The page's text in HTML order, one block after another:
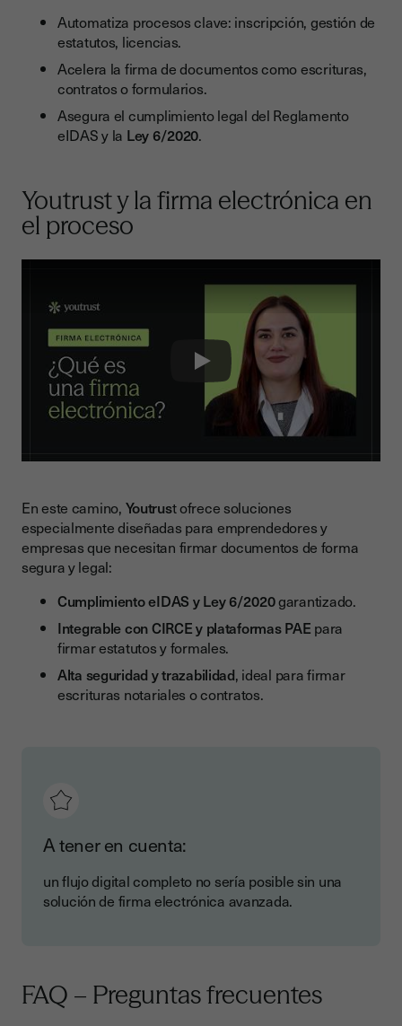
Automatiza procesos clave: inscripción, gestión de
estatutos, licencias.
Acelera la firma de documentos como escrituras,
contratos o formularios.
Asegura el cumplimiento legal del Reglamento
eIDAS y la Ley 6/2020.
Youtrust y la firma electrónica en
el proceso
Play
En este camino, Youtrust ofrece soluciones
especialmente diseñadas para emprendedores y
empresas que necesitan firmar documentos de forma
segura y legal:
Cumplimiento eIDAS y Ley 6/2020garantizado.
Integrable con CIRCE y plataformas PAE para
firmar estatutos y formales.
Alta seguridad y trazabilidad, ideal para firmar
escrituras notariales o contratos.
A tener en cuenta:
un flujo digital completo no sería posible sin una
solución de firma electrónica avanzada.
FAQ – Preguntas frecuentes